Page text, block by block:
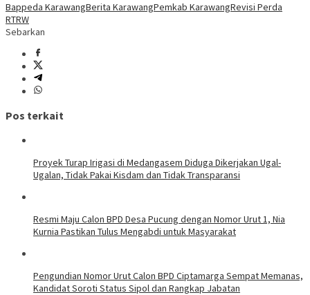
Bappeda KarawangBerita KarawangPemkab KarawangRevisi Perda
RTRW
Sebarkan
Pos terkait
Proyek Turap Irigasi di Medangasem Diduga Dikerjakan Ugal-
Ugalan, Tidak Pakai Kisdam dan Tidak Transparansi
Resmi Maju Calon BPD Desa Pucung dengan Nomor Urut 1, Nia
Kurnia Pastikan Tulus Mengabdi untuk Masyarakat
Pengundian Nomor Urut Calon BPD Ciptamarga Sempat Memanas,
Kandidat Soroti Status Sipol dan Rangkap Jabatan